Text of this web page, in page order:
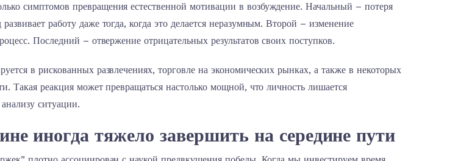
симптомов превращения естественной мотивации в возбуждение. Начальный – потеря
работу даже тогда, когда это делается неразумным. Второй – изменение
Последний – отвержение отрицательных результатов своих поступков.
в рискованных развлечениях, торговле на экономических рынках, а также в некоторых
Такая реакция может превращаться настолько мощной, что личность лишается
ситуации.
иногда тяжело завершить на середине пути